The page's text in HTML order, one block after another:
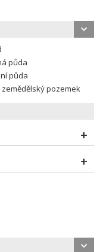
půda
půda
zemědělský pozemek